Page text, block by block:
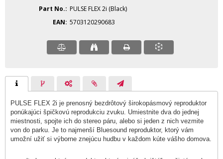
Part No.
PULSE FLEX 2i (Black)
EAN 5703120290683
PULSE FLEX 2i je prenosný bezdrôtový širokopásmový reproduktor
ponúkajúci špičkovú reprodukciu zvuku. Umiestnite dva do jednej
miestnosti, spojte ich do stereo páru, alebo si jeden z nich vezmite
von do parku. Je to najmenší Bluesound reproduktor, ktorý vám
umožní užiť si výborne znejúcu hudbu v každom kúte vášho domova.